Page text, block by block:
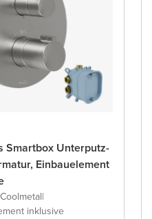
Smartbox Unterputz-
Einbauelement
|
inklusive